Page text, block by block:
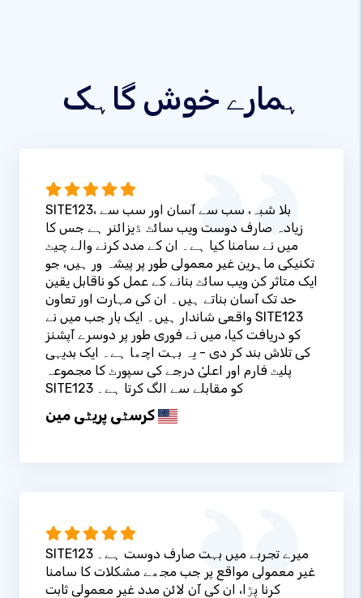
ہمارے خوش گاہک
SITE123، بلا شبہ، سب سے آسان اور سب سے
زیادہ صارف دوست ویب سائٹ ڈیزائنر ہے جس کا
میں نے سامنا کیا ہے۔ ان کے مدد کرنے والے چیٹ
تکنیکی ماہرین غیر معمولی طور پر پیشہ ور ہیں، جو
ایک متاثر کن ویب سائٹ بنانے کے عمل کو ناقابل یقین
حد تک آسان بناتے ہیں۔ ان کی مہارت اور تعاون
واقعی شاندار ہیں۔ ایک بار جب میں نے SITE123
کو دریافت کیا، میں نے فوری طور پر دوسرے آپشنز
کی تلاش بند کر دی - یہ بہت اچھا ہے۔ ایک بدیہی
پلیٹ فارم اور اعلیٰ درجے کی سپورٹ کا مجموعہ
SITE123 کو مقابلے سے الگ کرتا ہے۔
کرسٹی پریٹی مین
SITE123 میرے تجربے میں بہت صارف دوست ہے۔
غیر معمولی مواقع پر جب مجھے مشکلات کا سامنا
کرنا پڑا، ان کی آن لائن مدد غیر معمولی ثابت